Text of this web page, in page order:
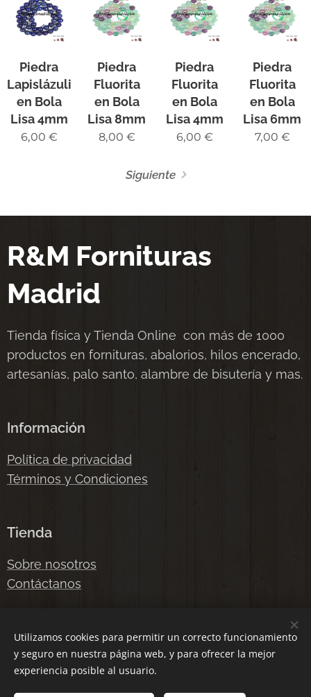
Piedra
Lapislázuli
en Bola
Lisa 4mm
6,00 €
Piedra
Fluorita
en Bola
Lisa 8mm
8,00 €
Piedra
Fluorita
en Bola
Lisa 4mm
6,00 €
Piedra
Fluorita
en Bola
Lisa 6mm
7,00 €
Siguiente
R&M Fornituras
Madrid
Tienda física y Tienda Online con más de 1000
productos en fornituras, abalorios, hilos encerado,
artesanías, palo santo, alambre de bisutería y mas.
Información
Política de privacidad
Términos y Condiciones
Tienda
Sobre nosotros
Contáctanos
Email: fornituras2015@hotmail.com
Teléfono:(+34) 632 573 435
Utilizamos cookies para permitir un correcto funcionamiento
y seguro en nuestra página web, y para ofrecer la mejor
experiencia posible al usuario.